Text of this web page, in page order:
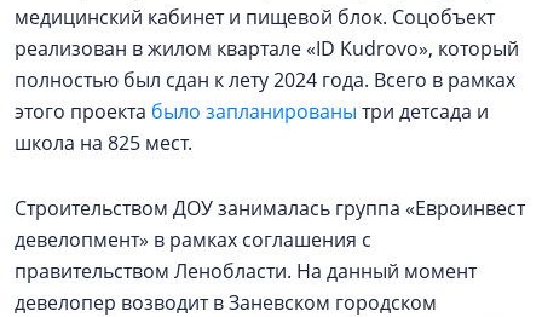
медицинский кабинет и пищевой блок. Соцобъект
реализован в жилом квартале «ID Kudrovo», который
полностью был сдан к лету 2024 года. Всего в рамках
этого проекта было запланированы три детсада и
школа на 825 мест.
Строительством ДОУ занималась группа «Евроинвест
девелопмент» в рамках соглашения с
правительством Ленобласти. На данный момент
девелопер возводит в Заневском городском